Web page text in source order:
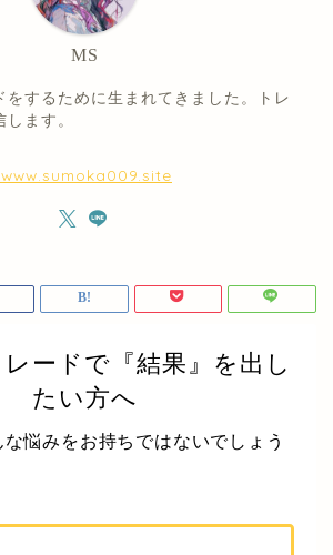
MS
をするために生まれてきました。トレ
ます。
ードで『結果』を出し
たい方へ
悩みをお持ちではないでしょう